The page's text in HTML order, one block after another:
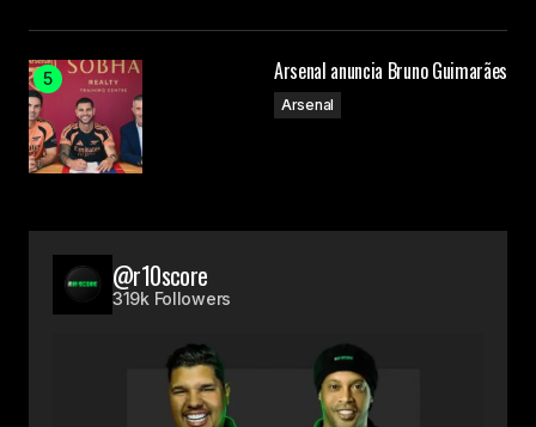
Arsenal anuncia Bruno Guimarães
Arsenal
@r10score
319k Followers